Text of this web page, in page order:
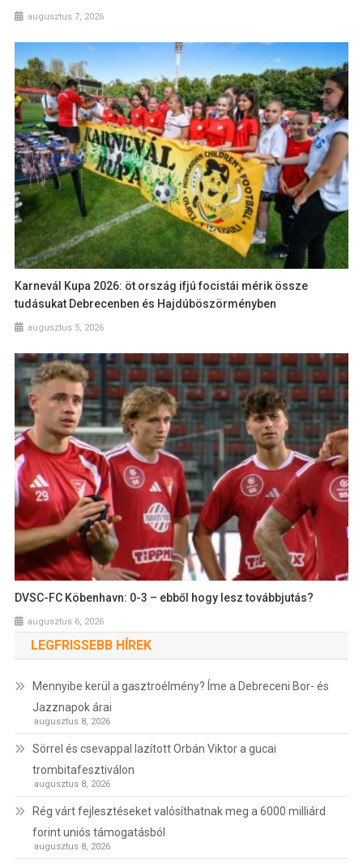
augusztus 7, 2026
Karnevál Kupa 2026: öt ország ifjú focistái mérik össze
tudásukat Debrecenben és Hajdúböszörményben
augusztus 5, 2026
DVSC-FC Köbenhavn: 0-3 – ebből hogy lesz továbbjutás?
augusztus 6, 2026
LEGFRISSEBB HÍREK
Mennyibe kerül a gasztroélmény? Íme a Debreceni Bor- és
Jazznapok árai
augusztus 8, 2026
Sörrel és csevappal lazított Orbán Viktor a gucai
trombitafesztiválon
augusztus 8, 2026
Rég várt fejlesztéseket valósíthatnak meg a 6000 milliárd
forint uniós támogatásból
augusztus 8, 2026